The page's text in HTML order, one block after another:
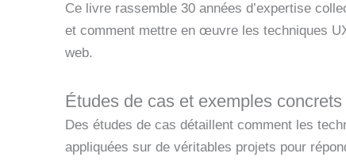
Ce livre rassemble 30 années d’expertise
et comment mettre en œuvre les techniques
web.
Études de cas et exemples concrets
Des études de cas détaillent comment les
appliquées sur de véritables projets pour